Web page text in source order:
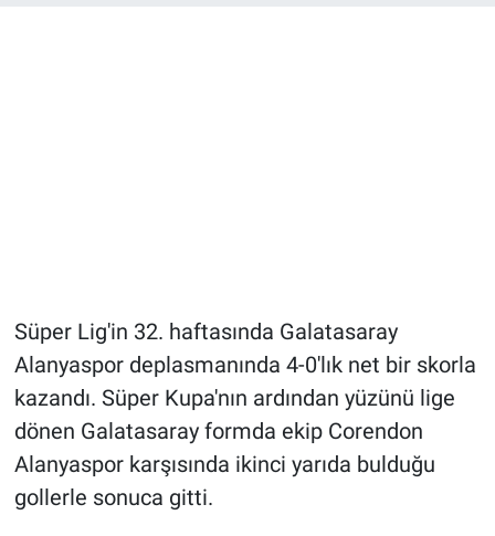
Süper Lig'in 32. haftasında Galatasaray
Alanyaspor deplasmanında 4-0'lık net bir skorla
kazandı. Süper Kupa'nın ardından yüzünü lige
dönen Galatasaray formda ekip Corendon
Alanyaspor karşısında ikinci yarıda bulduğu
gollerle sonuca gitti.